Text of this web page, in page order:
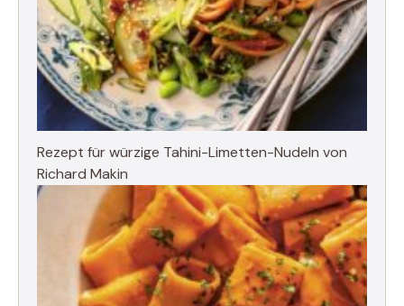
Rezept für würzige Tahini-Limetten-Nudeln von
Richard Makin